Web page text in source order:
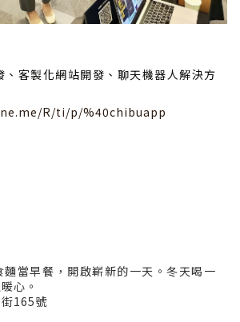
、客製化網站開發、聊天機器人解決方
R/ti/p/%40chibuapp
麵當早餐，開啟嶄新的一天。冬天喝一
心。
165號